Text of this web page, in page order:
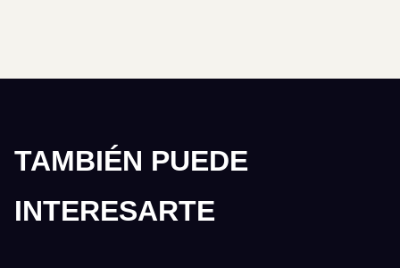
TAMBIÉN PUEDE
INTERESARTE